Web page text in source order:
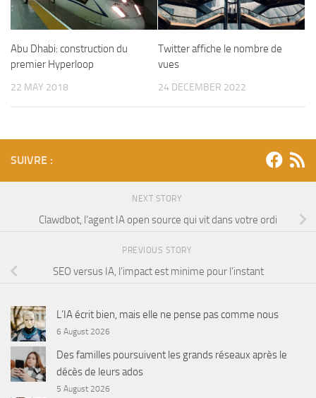
Abu Dhabi: construction du
premier Hyperloop
22 MAY 2018
Twitter affiche le nombre de
vues
24 DECEMBER 2022
SUIVRE :
NEXT STORY
Clawdbot, l’agent IA open source qui vit dans votre ordi
PREVIOUS STORY
SEO versus IA, l’impact est minime pour l’instant
L’IA écrit bien, mais elle ne pense pas comme nous
6 August 2026
Des familles poursuivent les grands réseaux après le
décès de leurs ados
5 August 2026